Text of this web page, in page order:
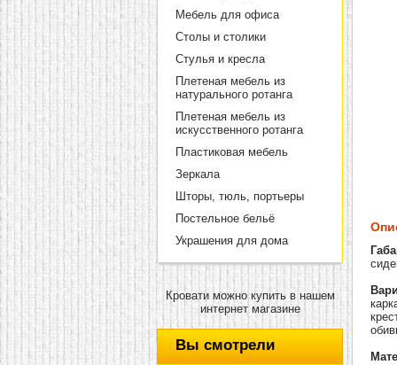
Мебель для офиса
Столы и столики
Стулья и кресла
Плетеная мебель из
натурального ротанга
Плетеная мебель из
искусственного ротанга
Пластиковая мебель
Зеркала
Шторы, тюль, портьеры
Постельное бельё
Украшения для дома
Кровати можно купить в нашем
интернет магазине
Вы смотрели